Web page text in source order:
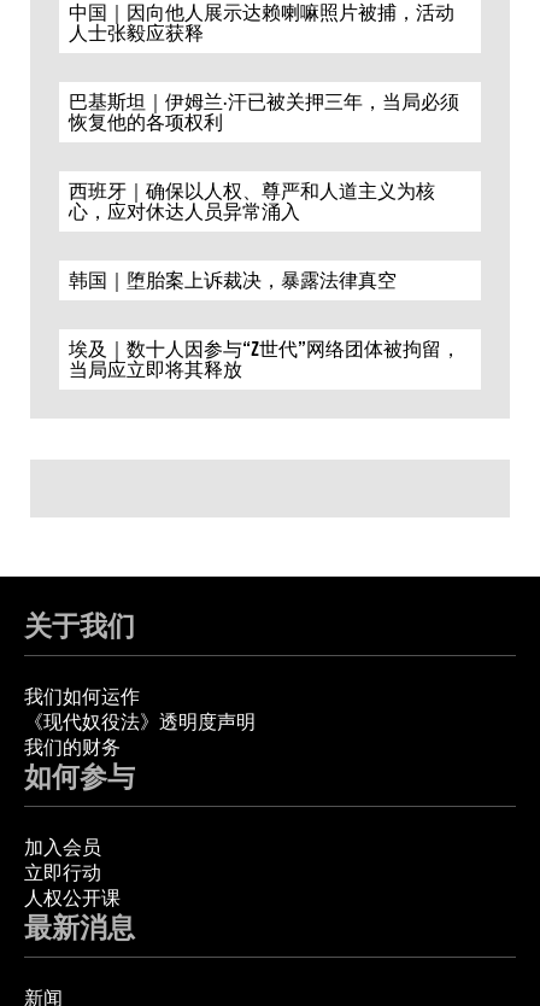
中国｜因向他人展示达赖喇嘛照片被捕，活动
人士张毅应获释
巴基斯坦｜伊姆兰·汗已被关押三年，当局必须
恢复他的各项权利
西班牙｜确保以人权、尊严和人道主义为核
心，应对休达人员异常涌入
韩国｜堕胎案上诉裁决，暴露法律真空
埃及｜数十人因参与“Z世代”网络团体被拘留，
当局应立即将其释放
关于我们
我们如何运作
《现代奴役法》透明度声明
我们的财务
如何参与
加入会员
立即行动
人权公开课
最新消息
新闻